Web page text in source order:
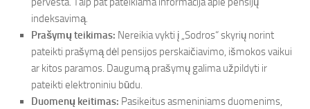
indeksavimą.
Prašymų teikimas: Nereikia vykti į „Sodros“ skyrių norint
pateikti prašymą dėl pensijos perskaičiavimo, išmokos vaikui
ar kitos paramos. Daugumą prašymų galima užpildyti ir
pateikti elektroniniu būdu.
Duomenų keitimas: Pasikeitus asmeniniams duomenims,